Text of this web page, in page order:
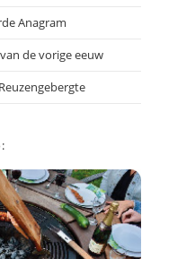
Anagram
de vorige eeuw